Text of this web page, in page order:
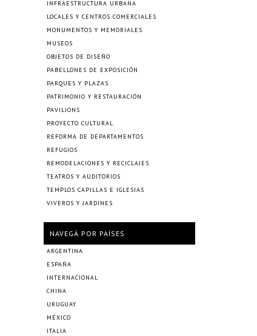
INFRAESTRUCTURA URBANA
LOCALES Y CENTROS COMERCIALES
MONUMENTOS Y MEMORIALES
MUSEOS
OBJETOS DE DISEÑO
PABELLONES DE EXPOSICIÓN
PARQUES Y PLAZAS
PATRIMONIO Y RESTAURACIÓN
PAVILIONS
PROYECTO CULTURAL
REFORMA DE DEPARTAMENTOS
REFUGIOS
REMODELACIONES Y RECICLAJES
TEATROS Y AUDITORIOS
TEMPLOS CAPILLAS E IGLESIAS
VIVEROS Y JARDINES
NAVEGÁ POR PAÍSES
ARGENTINA
ESPAÑA
INTERNACIONAL
CHINA
URUGUAY
MÉXICO
ITALIA